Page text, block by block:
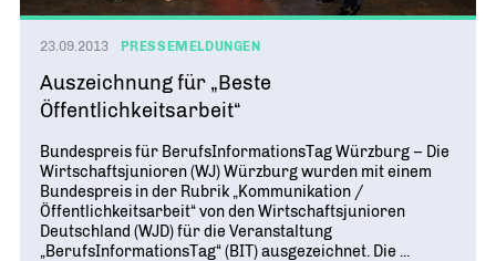
23.09.2013 PRESSEMELDUNGEN
Auszeichnung für „Beste
Öffentlichkeitsarbeit“
Bundespreis für BerufsInformationsTag Würzburg – Die
Wirtschaftsjunioren (WJ) Würzburg wurden mit einem
Bundespreis in der Rubrik „Kommunikation /
Öffentlichkeitsarbeit“ von den Wirtschaftsjunioren
Deutschland (WJD) für die Veranstaltung
„BerufsInformationsTag“ (BIT) ausgezeichnet. Die ...